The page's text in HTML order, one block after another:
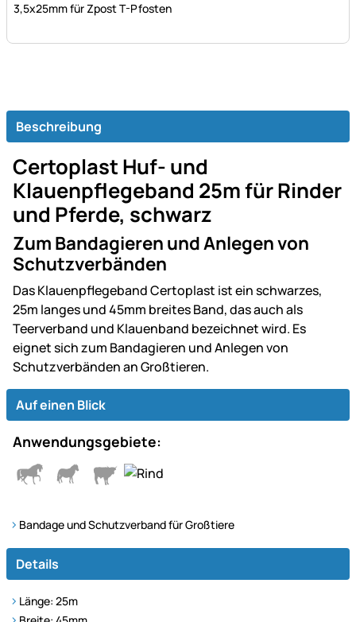
3,5x25mm für Zpost T-Pfosten
Beschreibung
Certoplast Huf- und
Klauenpflegeband 25m für Rinder
und Pferde, schwarz
Zum Bandagieren und Anlegen von
Schutzverbänden
Das Klauenpflegeband Certoplast ist ein schwarzes,
25m langes und 45mm breites Band, das auch als
Teerverband und Klauenband bezeichnet wird. Es
eignet sich zum Bandagieren und Anlegen von
Schutzverbänden an Großtieren.
Auf einen Blick
Anwendungsgebiete:
Bandage und Schutzverband für Großtiere
Details
Länge: 25m